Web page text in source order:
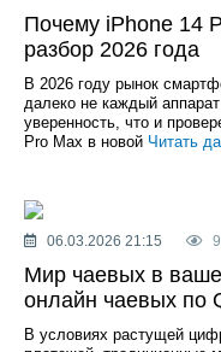
Почему iPhone 14
разбор 2026 года
В 2026 году рынок
далеко не каждый
уверенность, что и
Pro Max в новой Читать
06.03.2026 21:15
Мир чаевых в
онлайн чаевых по
В условиях растущей